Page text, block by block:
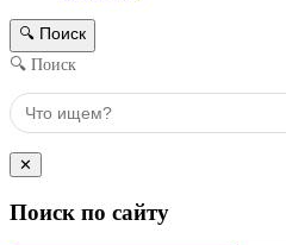
🔍 Поиск
🔍 Поиск
✕
Поиск по сайту